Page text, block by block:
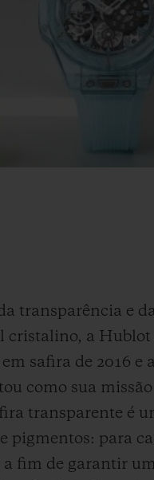
transparência e
cristalino, a Hublot
safira de 2016 e a
como sua missão
transparente é
pigmentos: para
a fim de garantir